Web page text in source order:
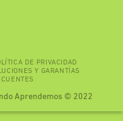
DE PRIVACIDAD
Y GARANTÍAS
Aprendemos © 2022